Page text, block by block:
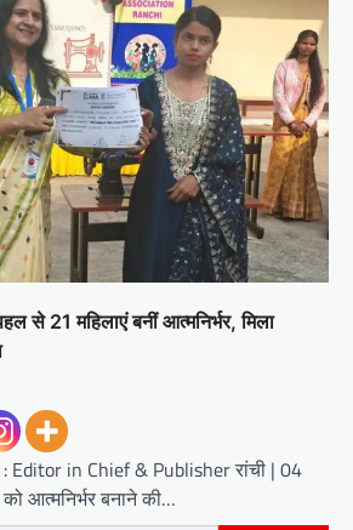
से 21 महिलाएं बनीं आत्मनिर्भर, मिला
Editor in Chief & Publisher रांची | 04
आत्मनिर्भर बनाने की…